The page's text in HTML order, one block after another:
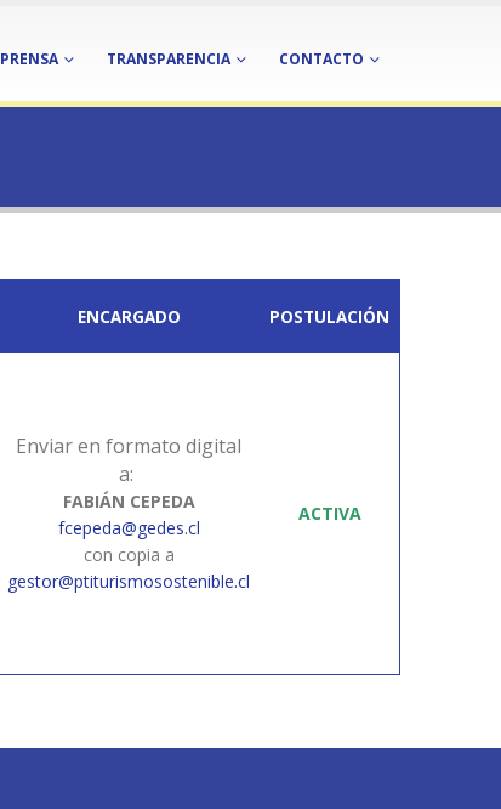
PRENSA TRANSPARENCIA CONTACTO
ENCARGADO POSTULACIÓN
Enviar en formato digital
a:
FABIÁN CEPEDA
fcepeda@gedes.cl
con copia a
gestor@ptiturismosostenible.cl
ACTIVA